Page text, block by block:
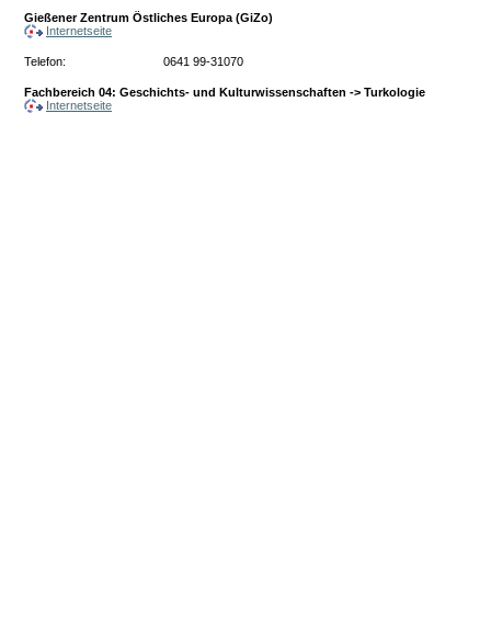
Gießener Zentrum Östliches Europa (GiZo)
Internetseite
Telefon: 0641 99-31070
Fachbereich 04: Geschichts- und Kulturwissenschaften -> Turkologie
Internetseite